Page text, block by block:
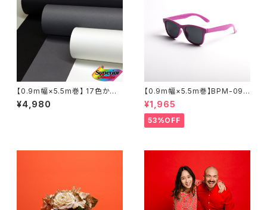
【0.9m幅×5.5m巻】 17色から
選択3本セット スーペリア背景
紙
¥4,980
【0.9m幅×5.5m巻】BPM-095
5 全17色 スーペリア背景紙
¥1,965
53%OFF